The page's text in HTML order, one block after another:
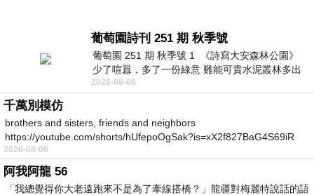
葡萄園詩刊 251 期 秋季號
葡萄園 251 期 秋季號 1 《詩寫大安森林公園》
少了喧囂，多了一份綠意 難能可貴水泥叢林多出
一
2026-08-06
千萬別模仿
brothers and sisters, friends and neighbors
https://youtube.com/shorts/hUfepoOgSak?is=xX2f827BaG4S69iR
https
2026-08-06
阿我阿龍 56
「我總覺得你大老遠跑來不是為了牽線搭橋？」龍疆對梅麗特說話的語